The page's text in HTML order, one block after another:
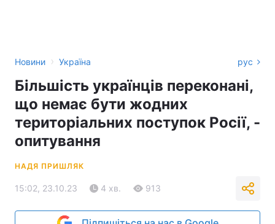
Новини › Україна рус
Більшість українців переконані,
що немає бути жодних
територіальних поступок Росії, -
опитування
НАДЯ ПРИШЛЯК
15:02, 23.10.23 4 хв. 913